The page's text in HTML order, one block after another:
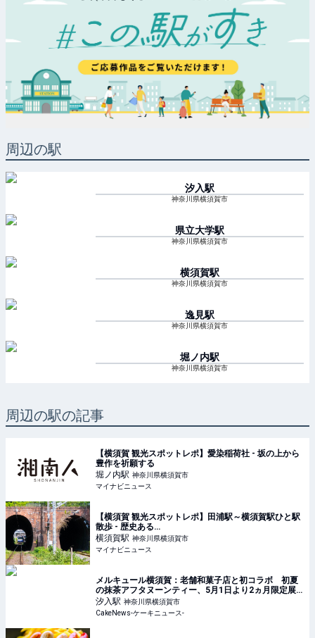
周辺の駅
汐入駅
神奈川県横須賀市
県立大学駅
神奈川県横須賀市
横須賀駅
神奈川県横須賀市
逸見駅
神奈川県横須賀市
堀ノ内駅
神奈川県横須賀市
周辺の駅の記事
【横須賀 観光スポットレポ】愛染稲荷社 - 坂の上から
豊作を祈願する
堀ノ内駅 神奈川県横須賀市
マイナビニュース
【横須賀 観光スポットレポ】田浦駅～横須賀駅ひと駅
散歩 - 歴史ある…
横須賀駅 神奈川県横須賀市
マイナビニュース
メルキュール横須賀：老舗和菓子店と初コラボ 初夏
の抹茶アフタヌーンティー、5月1日より2ヵ月限定展
開
汐入駅 神奈川県横須賀市
CakeNews-ケーキニュース-